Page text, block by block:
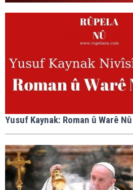
Yusuf Kaynak: Roman û Warê Nû